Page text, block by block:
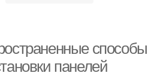
способы
панелей